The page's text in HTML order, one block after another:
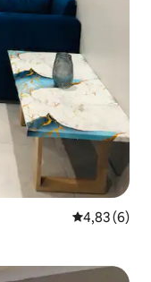
Évaluation
4,83 (6)